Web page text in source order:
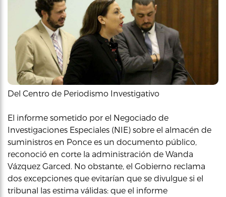
Del Centro de Periodismo Investigativo
El informe sometido por el Negociado de
Investigaciones Especiales (NIE) sobre el almacén de
suministros en Ponce es un documento público,
reconoció en corte la administración de Wanda
Vázquez Garced. No obstante, el Gobierno reclama
dos excepciones que evitarían que se divulgue si el
tribunal las estima válidas: que el informe